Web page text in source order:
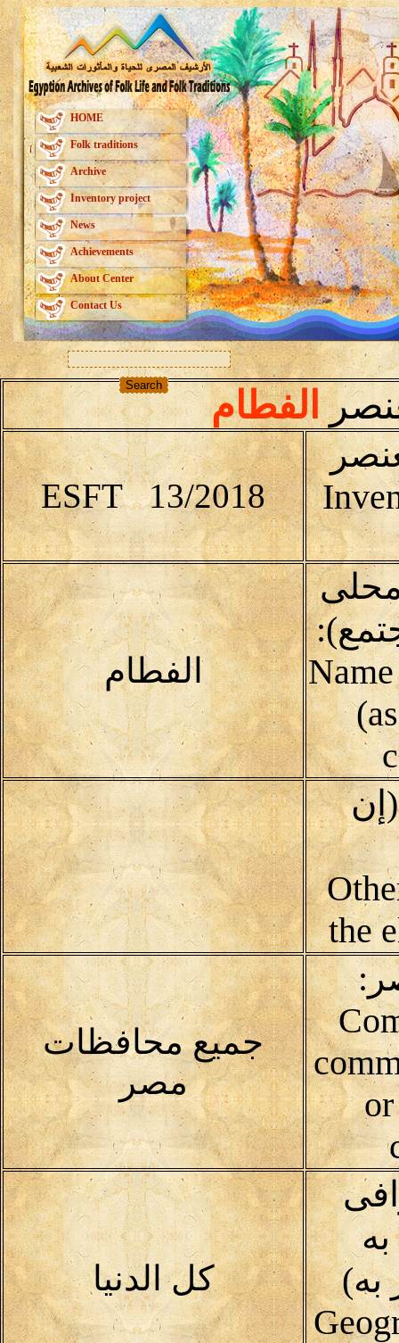
HOME
Folk traditions
Archive
Inventory project
News
Achievements
About Center
Contact Us
الفطام
ESFT 13/2018
الفطام
the
جميع محافظات
مصر
به)
كل الدنيا